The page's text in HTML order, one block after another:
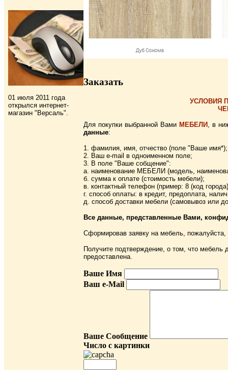
01 июля 2011 года
открылся интернет-
магазин "Версаль".
Заказать
УСЛОВИЯ
Для покупки выбранной Вами МЕБЕЛИ
, в
данные:
1. фамилия, имя, отчество (поле "Ваше имя*);
2. Ваш e-mail в одноименном поле;
3. В поле "Ваше собщение":
а. наименование МЕБЕЛИ (модель,
б. сумма к оплате (стоимость мебели);
в. контактный телефон (пример: 8 (код
г. способ оплаты: в кредит, предоплата,
д. способ доставки мебели (самовывоз или
Все данные, представленные Вами,
Сформировав заявку на мебель, пожалуйста,
Получите подтверждение, о том, что мебель
предоставлена.
Ваше Имя
Ваш e-Mail
Ваше Сообщение
Число с картинки